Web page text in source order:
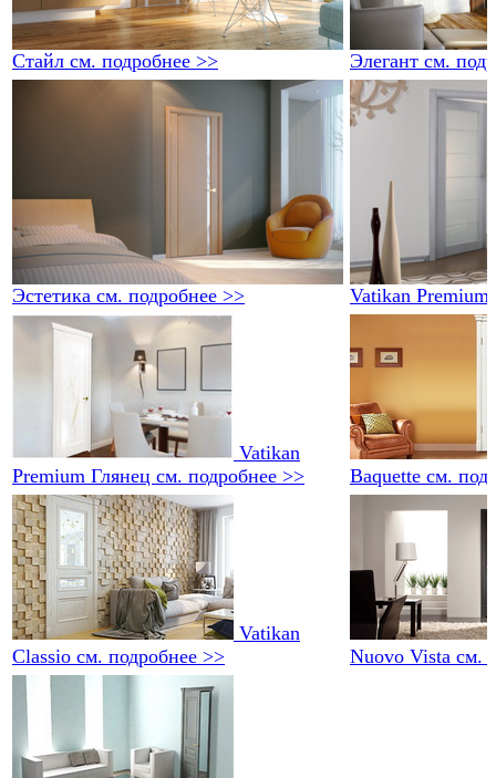
Стайл см. подробнее >> Элегант см.
Эстетика см. подробнее >> Vatikan Premium
Vatikan
Premium Глянец см. подробнее >> Baquette см.
Vatikan
Classio см. подробнее >> Nuovo Vista см.